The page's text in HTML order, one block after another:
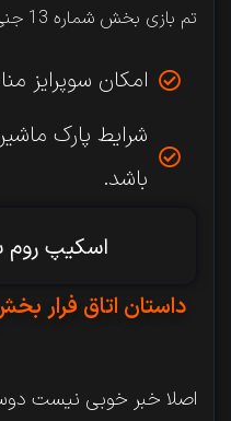
تم بازی بخش شماره 13 جنی،روحی می باشد.
امکان سوپرایز
شرایط پارک
باشد.
اسکیپ روم
داستان اتاق فرار بخش
اصلا خبر خوبی نیست